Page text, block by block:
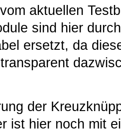
aktuellen
sind hier
ersetzt, da
der
ist hier noch mit